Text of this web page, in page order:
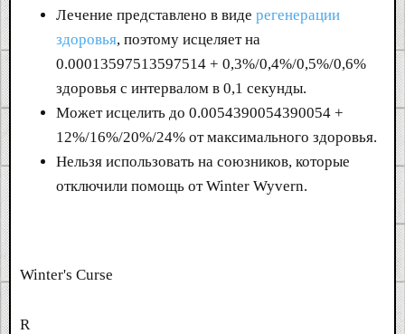
Лечение представлено в виде регенерации
здоровья, поэтому исцеляет на
0.00013597513597514 + 0,3%/0,4%/0,5%/0,6%
здоровья с интервалом в 0,1 секунды.
Может исцелить до 0.0054390054390054 +
12%/16%/20%/24% от максимального здоровья.
Нельзя использовать на союзников, которые
отключили помощь от Winter Wyvern.
Winter's Curse
R